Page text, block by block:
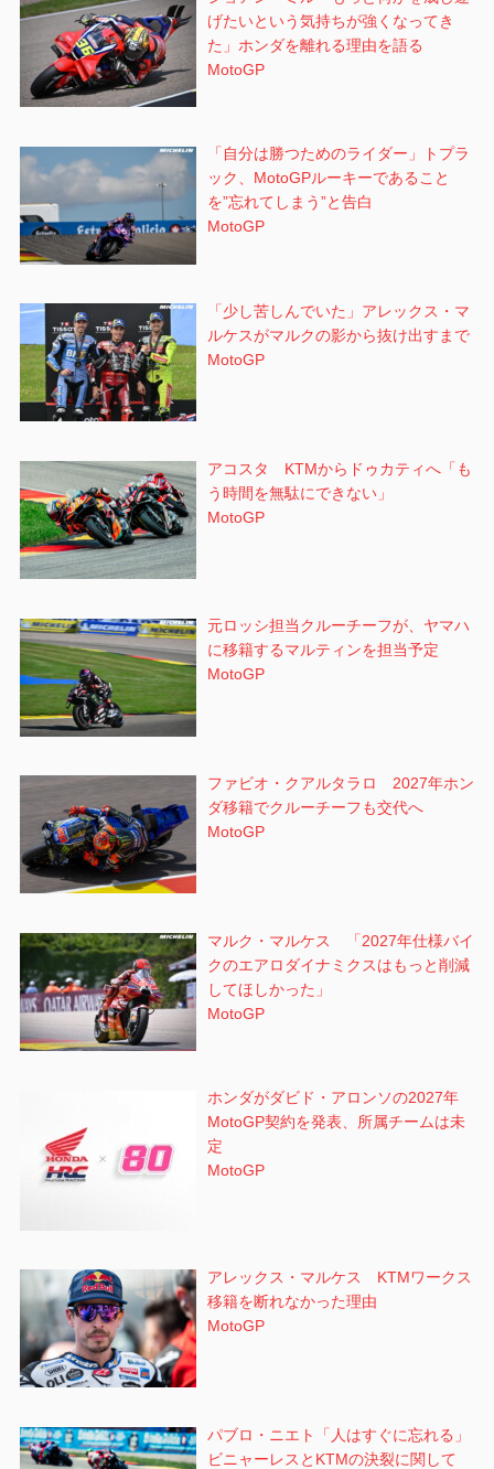
げたいという気持ちが強くなってき
た」ホンダを離れる理由を語る
MotoGP
「自分は勝つためのライダー」トプラ
ック、MotoGPルーキーであること
を”忘れてしまう”と告白
MotoGP
「少し苦しんでいた」アレックス・マ
ルケスがマルクの影から抜け出すまで
MotoGP
アコスタ KTMからドゥカティへ「も
う時間を無駄にできない」
MotoGP
元ロッシ担当クルーチーフが、ヤマハ
に移籍するマルティンを担当予定
MotoGP
ファビオ・クアルタラロ 2027年ホン
ダ移籍でクルーチーフも交代へ
MotoGP
マルク・マルケス 「2027年仕様バイ
クのエアロダイナミクスはもっと削減
してほしかった」
MotoGP
ホンダがダビド・アロンソの2027年
MotoGP契約を発表、所属チームは未
定
MotoGP
アレックス・マルケス KTMワークス
移籍を断れなかった理由
MotoGP
パブロ・ニエト「人はすぐに忘れる」
ビニャーレスとKTMの決裂に関して